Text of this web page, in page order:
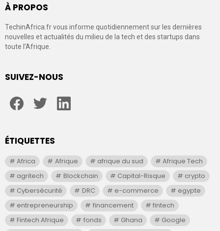
À PROPOS
TechinAfrica.fr vous informe quotidiennement sur les dernières
nouvelles et actualités du milieu de la tech et des startups dans
toute l’Afrique.
SUIVEZ-NOUS
ÉTIQUETTES
Africa Afrique afrique du sud
Afrique Tech
agritech
Blockchain Capital-Risque
crypto
Cybersécurité
DRC e-commerce
egypte
entrepreneurship
financement
fintech
Fintech Afrique
fonds Ghana
Google